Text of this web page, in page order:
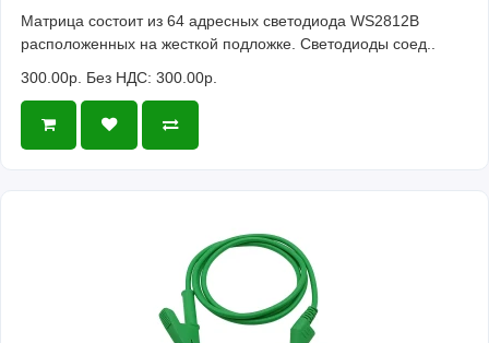
Матрица состоит из 64 адресных светодиода WS2812B
расположенных на жесткой подложке. Светодиоды соед..
300.00р. Без НДС: 300.00р.